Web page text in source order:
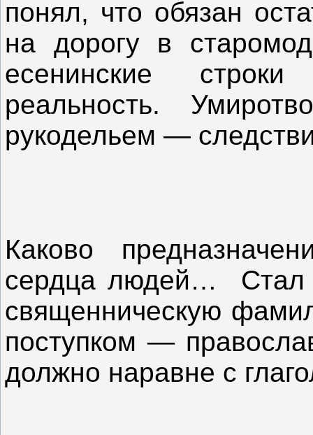
понял, что обязан
на дорогу в
есенинские
реальность.
рукодельем —
Каково
сердца людей… Стал
священническую
поступком —
должно наравне с